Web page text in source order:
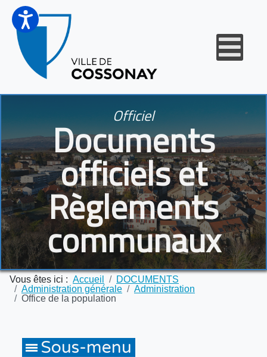
Officiel
Documents
officiels et
Règlements
communaux
Vous êtes ici : Accueil
DOCUMENTS
Administration générale
Administration
Office de la population